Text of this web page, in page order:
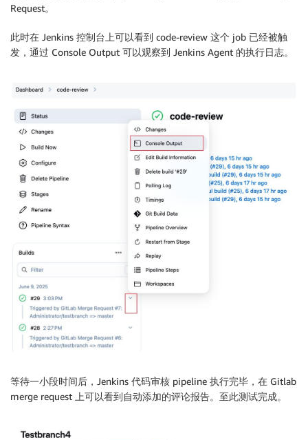
Request。
此时在 Jenkins 控制台上可以看到 code-review 这个 job 已经被触
发，通过 Console Output 可以观察到 Jenkins Agent 的执行日志。
等待一小段时间后，Jenkins 代码审核 pipeline 执行完毕，在 Gitlab
merge request 上可以看到自动添加的评论报告。至此测试完成。